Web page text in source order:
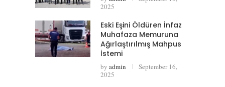
2025
Eski Eşini Öldüren İnfaz
Muhafaza Memuruna
Ağırlaştırılmış Mahpus
İstemi
by admin
September 16,
2025